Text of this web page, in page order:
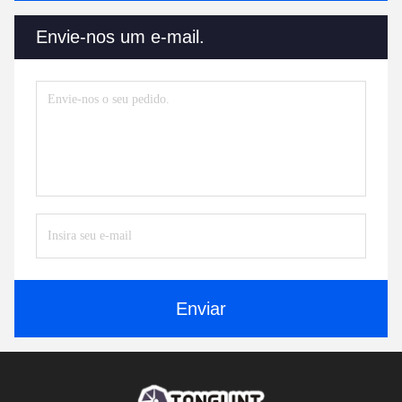
Envie-nos um e-mail.
Enviar